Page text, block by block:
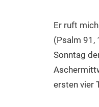
Er ruft
(Psalm 91,
Sonntag
ersten vier